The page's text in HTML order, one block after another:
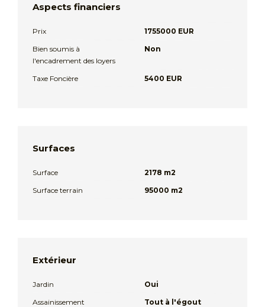
Aspects financiers
Prix
1755000 EUR
Bien soumis à
l'encadrement des loyers
Non
Taxe Foncière 5400 EUR
Surfaces
Surface
2178 m2
Surface terrain
95000 m2
Extérieur
Jardin
Oui
Assainissement
Tout à l'égout